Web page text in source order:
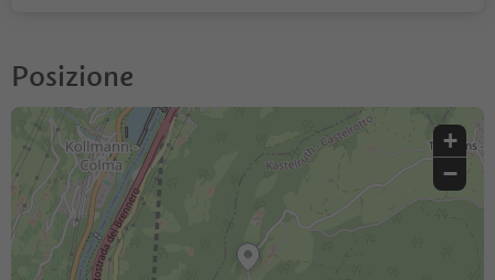
Posizione
+
−